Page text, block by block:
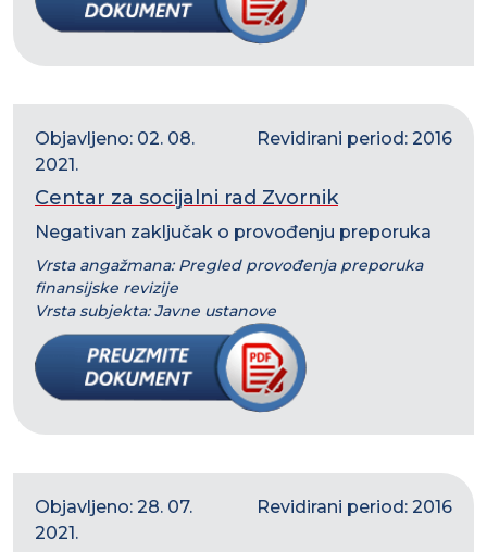
Objavljeno: 02. 08.
2021.
Revidirani period: 2016
Centar za socijalni rad Zvornik
Negativan zaključak o provođenju preporuka
Vrsta angažmana: Pregled provođenja preporuka
finansijske revizije
Vrsta subjekta: Javne ustanove
Objavljeno: 28. 07.
2021.
Revidirani period: 2016